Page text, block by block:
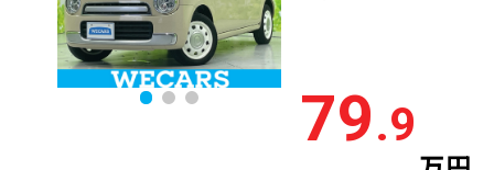
0120-733-500
走行距
離
少ない順
排気量 大きい順79.9